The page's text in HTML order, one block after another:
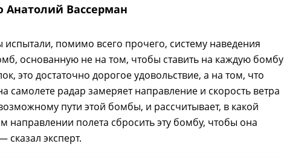
Вассерман
помимо всего прочего, систему наведения
основанную не на том, чтобы ставить на каждую бомбу
это достаточно дорогое удовольствие, а на том, что
самолете радар замеряет направление и скорость ветра
пути этой бомбы, и рассчитывает, в какой
направлении полета сбросить эту бомбу, чтобы она
сказал эксперт.